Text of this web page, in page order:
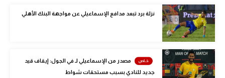
الوطن العربي
في المونديال
رياضة نسائية
آسيا
نزلة برد تبعد مدافع الإسماعيلي عن مواجهة البنك الأهلي
مصدر من الإسماعيلي لـ في الجول: إيقاف قيد
جديد للنادي بسبب مستحقات شواط